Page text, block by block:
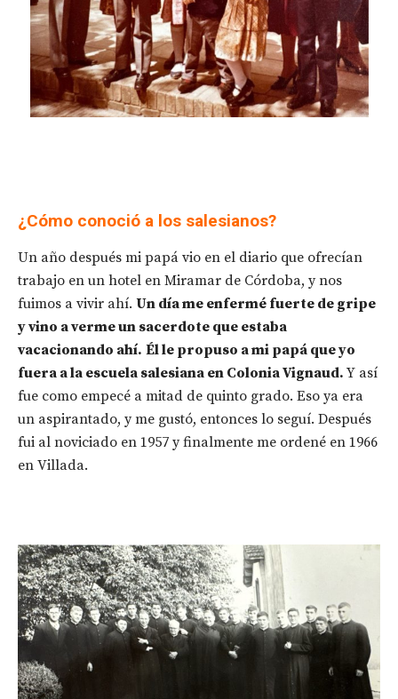
¿Cómo conoció a los salesianos?
Un año después mi papá vio en el diario que ofrecían
trabajo en un hotel en Miramar de Córdoba, y nos
fuimos a vivir ahí. Un día me enfermé fuerte de gripe
y vino a verme un sacerdote que estaba
vacacionando ahí. Él le propuso a mi papá que yo
fuera a la escuela salesiana en Colonia Vignaud. Y así
fue como empecé a mitad de quinto grado. Eso ya era
un aspirantado, y me gustó, entonces lo seguí. Después
fui al noviciado en 1957 y finalmente me ordené en 1966
en Villada.